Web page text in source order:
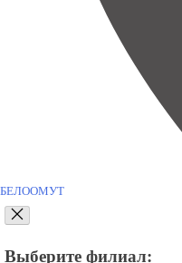
БЕЛООМУТ
Выберите филиал: